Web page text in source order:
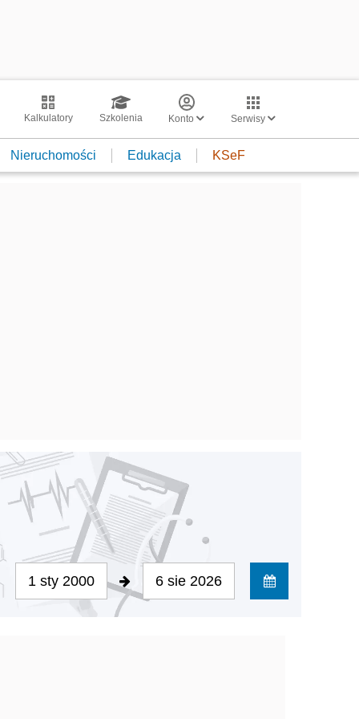
Kalkulatory Szkolenia Konto Serwisy
Nieruchomości Edukacja KSeF
1 sty 2000 6 sie 2026